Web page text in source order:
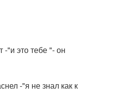
"и это тебе "- он
-"я не знал как к